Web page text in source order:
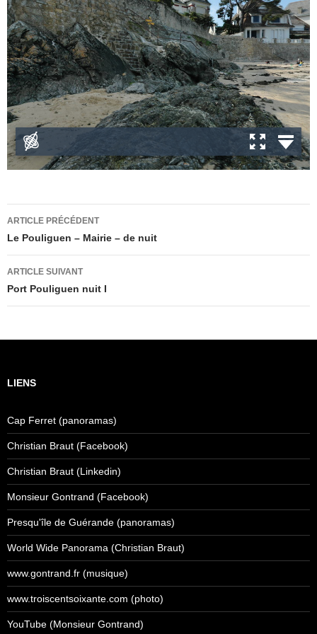
Navigation
des
articles
ARTICLE PRÉCÉDENT
Le Pouliguen – Mairie – de nuit
ARTICLE SUIVANT
Port Pouliguen nuit I
LIENS
Cap Ferret (panoramas)
Christian Braut (Facebook)
Christian Braut (Linkedin)
Monsieur Gontrand (Facebook)
Presqu'île de Guérande (panoramas)
World Wide Panorama (Christian Braut)
www.gontrand.fr (musique)
www.troiscentsoixante.com (photo)
YouTube (Monsieur Gontrand)